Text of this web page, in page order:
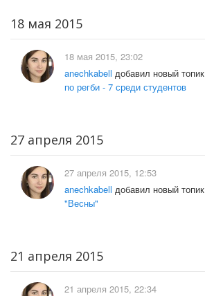
18 мая 2015
18 мая 2015, 23:02
anechkabell добавил новый топик
по регби - 7 среди студентов
27 апреля 2015
27 апреля 2015, 12:53
anechkabell добавил новый топик
"Весны"
21 апреля 2015
21 апреля 2015, 22:34